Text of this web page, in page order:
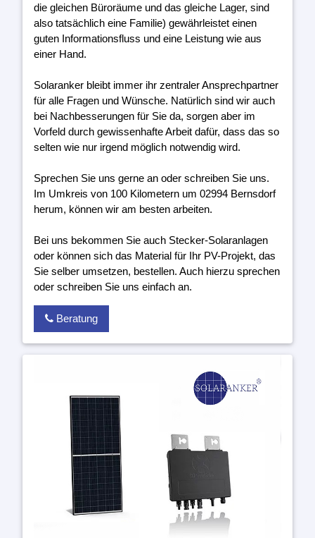
die gleichen Büroräume und das gleiche Lager, sind
also tatsächlich eine Familie) gewährleistet einen
guten Informationsfluss und eine Leistung wie aus
einer Hand.
Solaranker bleibt immer ihr zentraler Ansprechpartner
für alle Fragen und Wünsche. Natürlich sind wir auch
bei Nachbesserungen für Sie da, sorgen aber im
Vorfeld durch gewissenhafte Arbeit dafür, dass das so
selten wie nur irgend möglich notwendig wird.
Sprechen Sie uns gerne an oder schreiben Sie uns.
Im Umkreis von 100 Kilometern um 02994 Bernsdorf
herum, können wir am besten arbeiten.
Bei uns bekommen Sie auch Stecker-Solaranlagen
oder können sich das Material für Ihr PV-Projekt, das
Sie selber umsetzen, bestellen. Auch hierzu sprechen
oder schreiben Sie uns einfach an.
Beratung